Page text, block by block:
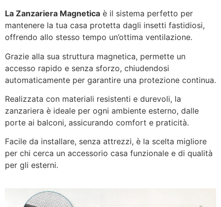
La Zanzariera Magnetica è il sistema perfetto per
mantenere la tua casa protetta dagli insetti fastidiosi,
offrendo allo stesso tempo un’ottima ventilazione.
Grazie alla sua struttura magnetica, permette un
accesso rapido e senza sforzo, chiudendosi
automaticamente per garantire una protezione continua.
Realizzata con materiali resistenti e durevoli, la
zanzariera è ideale per ogni ambiente esterno, dalle
porte ai balconi, assicurando comfort e praticità.
Facile da installare, senza attrezzi, è la scelta migliore
per chi cerca un accessorio casa funzionale e di qualità
per gli esterni.